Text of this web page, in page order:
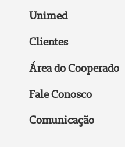
Unimed
Clientes
Área do Cooperado
Fale Conosco
Comunicação